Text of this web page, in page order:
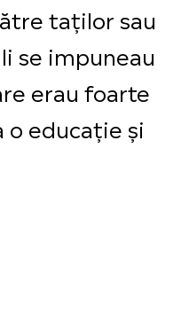
taților sau
se impuneau
erau foarte
educație și